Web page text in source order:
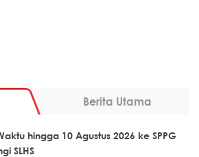
Berita Utama
hingga 10 Agustus 2026 ke SPPG
SLHS